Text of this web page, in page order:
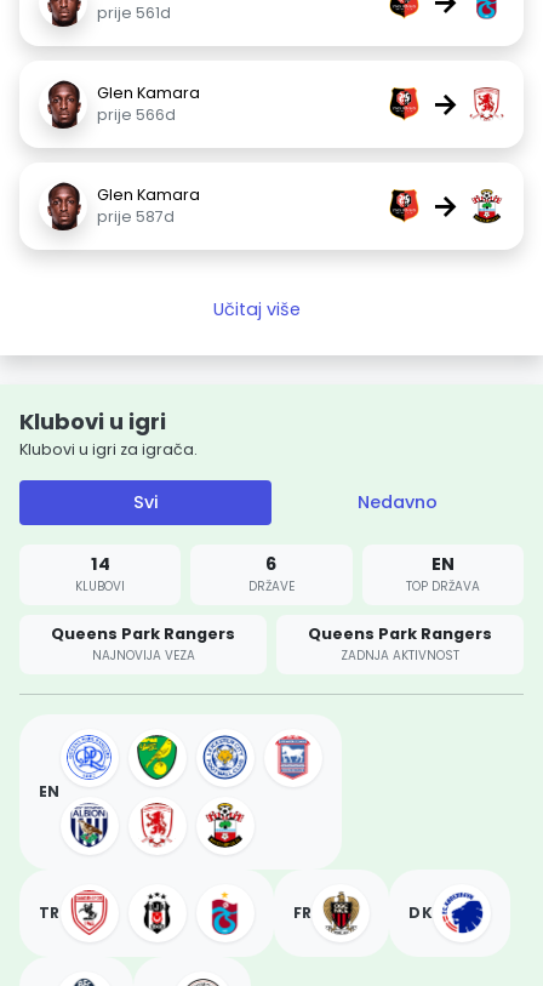
prije 561d
Glen Kamara
prije 566d
→
Glen Kamara
prije 587d
→
Učitaj više
Klubovi u igri
Klubovi u igri za igrača.
Svi Nedavno
14
KLUBOVI
6
DRŽAVE
EN
TOP DRŽAVA
Queens Park Rangers
NAJNOVIJA VEZA
Queens Park Rangers
ZADNJA AKTIVNOST
EN
TR FR DK